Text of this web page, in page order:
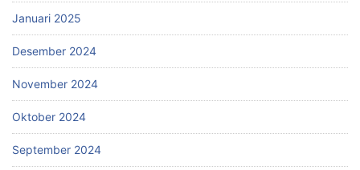
Januari 2025
Desember 2024
November 2024
Oktober 2024
September 2024